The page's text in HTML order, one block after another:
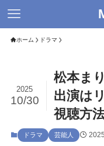
ホーム ドラマ
松本ま
出演は
視聴方
2025
10/30
ドラマ 芸能人